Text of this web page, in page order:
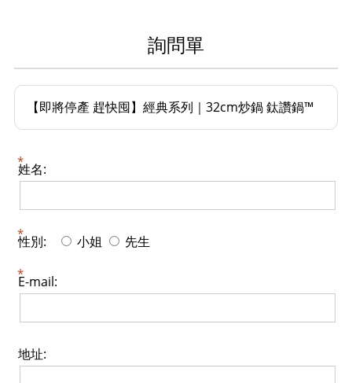
詢問單
【即將停產 趕快囤】經典系列｜32cm炒鍋 鈦讚鍋™
姓名:
性別: 小姐 先生
E-mail:
地址: